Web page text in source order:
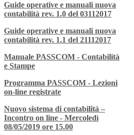
Guide operative e manuali nuova
contabilità rev. 1.0 del 03112017
Guide operative e manuali nuova
contabilità rev. 1.1 del 21112017
Manuale PASSCOM - Contabilità
e Stampe
Programma PASSCOM - Lezioni
on-line registrate
Nuovo sistema di contabilità –
Incontro on line - Mercoledì
08/05/2019 ore 15.00